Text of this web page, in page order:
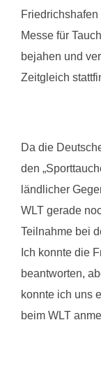
Messe für
bejahen und
Zeitgleich
Da die
den
ländlicher
WLT gerade
Teilnahme bei
Ich konnte die
beantworten,
konnte ich uns
beim WLT